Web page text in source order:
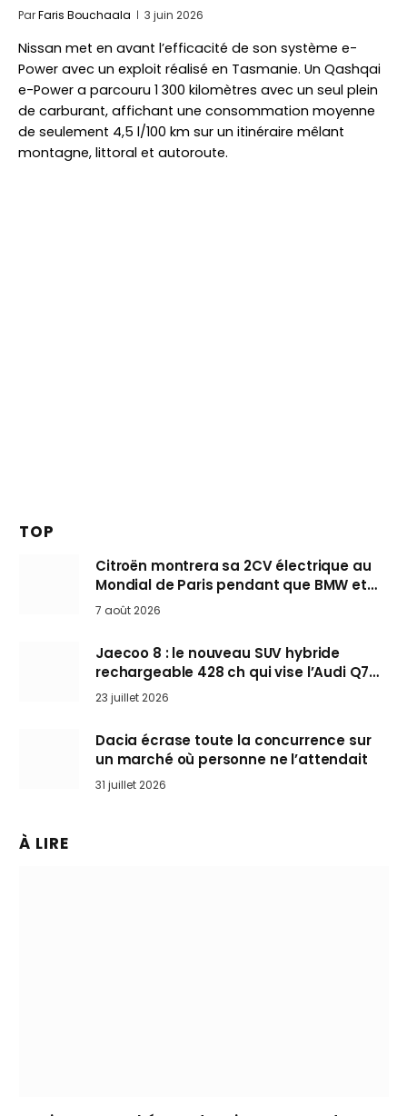
ParFaris Bouchaala 3 juin 2026
Nissan met en avant l’efficacité de son système e-
Power avec un exploit réalisé en Tasmanie. Un Qashqai
e-Power a parcouru 1 300 kilomètres avec un seul plein
de carburant, affichant une consommation moyenne
de seulement 4,5 l/100 km sur un itinéraire mêlant
montagne, littoral et autoroute.
TOP
Citroën montrera sa 2CV électrique au
Mondial de Paris pendant que BMW et
Mini désertent le salon
7 août 2026
Jaecoo 8 : le nouveau SUV hybride
rechargeable 428 ch qui vise l’Audi Q7
arrive en Europe cet automne
23 juillet 2026
Dacia écrase toute la concurrence sur
un marché où personne ne l’attendait
31 juillet 2026
À LIRE